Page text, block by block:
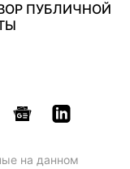
ПУБЛИЧНОЙ
на данном